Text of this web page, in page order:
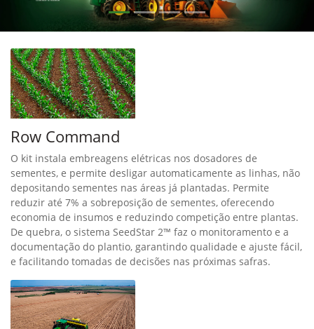
Row Command
O kit instala embreagens elétricas nos dosadores de
sementes, e permite desligar automaticamente as linhas, não
depositando sementes nas áreas já plantadas. Permite
reduzir até 7% a sobreposição de sementes, oferecendo
economia de insumos e reduzindo competição entre plantas.
De quebra, o sistema SeedStar 2™ faz o monitoramento e a
documentação do plantio, garantindo qualidade e ajuste fácil,
e facilitando tomadas de decisões nas próximas safras.